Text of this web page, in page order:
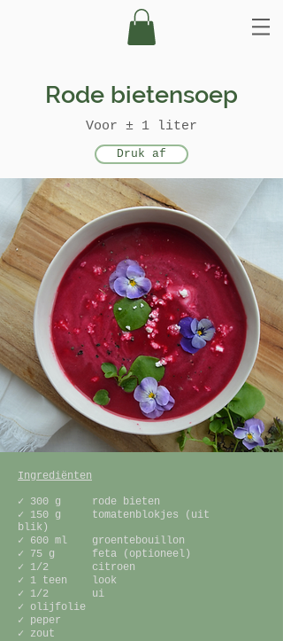
Rode bietensoep
Voor ± 1 liter
Druk af
Ingrediënten
✓ 300 g rode bieten
✓ 150 g tomatenblokjes (uit
blik)
✓ 600 ml groentebouillon
✓ 75 g feta (optioneel)
✓ 1/2 citroen
✓ 1 teen look
✓​ 1/2 ui
✓ olijfolie
✓ peper
✓ zout